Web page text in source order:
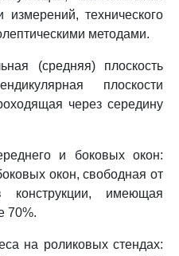
технического
методами.
(средняя) плоскость
плоскости
через середину
и боковых окон:
окон, свободная от
конструкции, имеющая
70%.
на роликовых стендах: